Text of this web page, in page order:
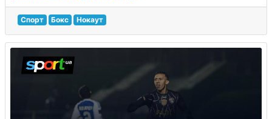
Спорт Бокс Нокаут